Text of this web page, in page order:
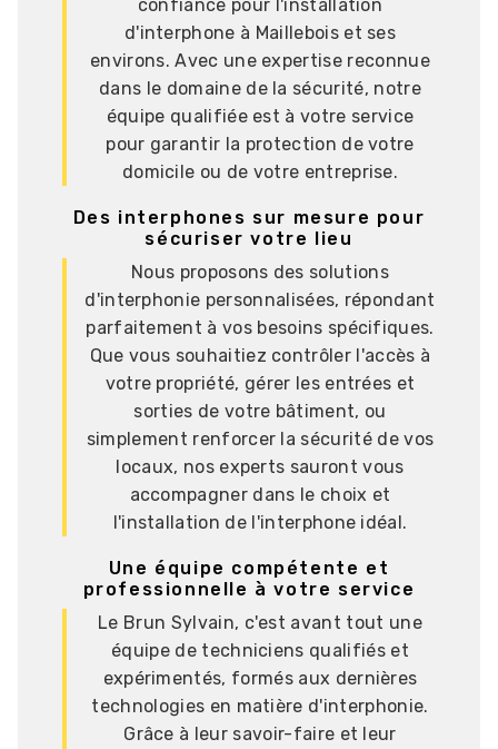
confiance pour l'installation
d'interphone à Maillebois et ses
environs. Avec une expertise reconnue
dans le domaine de la sécurité, notre
équipe qualifiée est à votre service
pour garantir la protection de votre
domicile ou de votre entreprise.
Des interphones sur mesure pour
sécuriser votre lieu
Nous proposons des solutions
d'interphonie personnalisées, répondant
parfaitement à vos besoins spécifiques.
Que vous souhaitiez contrôler l'accès à
votre propriété, gérer les entrées et
sorties de votre bâtiment, ou
simplement renforcer la sécurité de vos
locaux, nos experts sauront vous
accompagner dans le choix et
l'installation de l'interphone idéal.
Une équipe compétente et
professionnelle à votre service
Le Brun Sylvain, c'est avant tout une
équipe de techniciens qualifiés et
expérimentés, formés aux dernières
technologies en matière d'interphonie.
Grâce à leur savoir-faire et leur